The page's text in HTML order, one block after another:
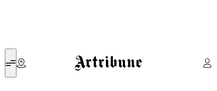
Artribune